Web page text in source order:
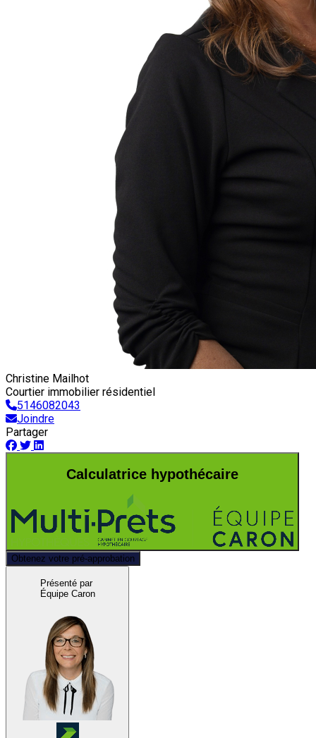
Christine Mailhot
Courtier immobilier résidentiel
5146082043
Joindre
Partager
Calculatrice hypothécaire
Obtenez votre pré-approbation
Présenté par
Équipe Caron